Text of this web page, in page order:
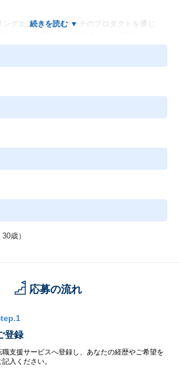
ングエコノミー、サーチのプロダクトを通じ
す。
雇用を創出し、新たな人の流れによって将
域社会を構築していくために、地方の重要産
援します。
』
入れると同時に、日本国内での事業展開を
課題解決の好循環サイクルを回していくこ
す。
歳）
応募の流れ
登録
職支援サービスへ登録し、あなたの経歴やご希望を
記入ください。